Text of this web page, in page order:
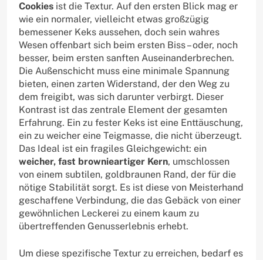
Cookies ist die Textur. Auf den ersten Blick mag er
wie ein normaler, vielleicht etwas großzügig
bemessener Keks aussehen, doch sein wahres
Wesen offenbart sich beim ersten Biss – oder, noch
besser, beim ersten sanften Auseinanderbrechen.
Die Außenschicht muss eine minimale Spannung
bieten, einen zarten Widerstand, der den Weg zu
dem freigibt, was sich darunter verbirgt. Dieser
Kontrast ist das zentrale Element der gesamten
Erfahrung. Ein zu fester Keks ist eine Enttäuschung,
ein zu weicher eine Teigmasse, die nicht überzeugt.
Das Ideal ist ein fragiles Gleichgewicht: ein
weicher, fast brownieartiger Kern, umschlossen
von einem subtilen, goldbraunen Rand, der für die
nötige Stabilität sorgt. Es ist diese von Meisterhand
geschaffene Verbindung, die das Gebäck von einer
gewöhnlichen Leckerei zu einem kaum zu
übertreffenden Genusserlebnis erhebt.
Um diese spezifische Textur zu erreichen, bedarf es